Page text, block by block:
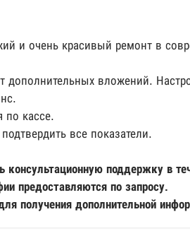
и очень красивый ремонт в
дополнительных вложений.
по кассе.
все показатели.
консультационную поддержку в
предоставляются по запросу.
получения дополнительной